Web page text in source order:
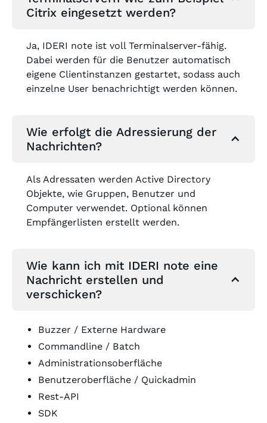
Citrix eingesetzt werden?
Ja, IDERI note ist voll Terminalserver-fähig.
Dabei werden für die Benutzer automatisch
eigene Clientinstanzen gestartet, sodass auch
einzelne User benachrichtigt werden können.
Wie erfolgt die Adressierung der
Nachrichten?
Als Adressaten werden Active Directory
Objekte, wie Gruppen, Benutzer und
Computer verwendet. Optional können
Empfängerlisten erstellt werden.
Wie kann ich mit IDERI note eine
Nachricht erstellen und
verschicken?
Buzzer / Externe Hardware
Commandline / Batch
Administrationsoberfläche
Benutzeroberfläche / Quickadmin
Rest-API
SDK